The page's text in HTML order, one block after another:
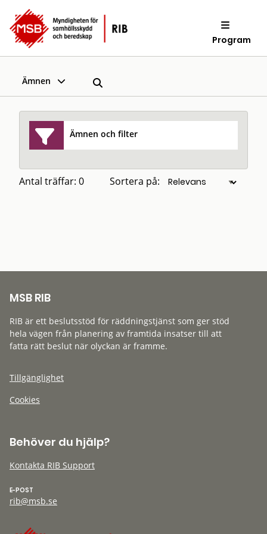
Program
Ämnen
Ämnen och filter
Antal träffar: 0 Sortera på:
MSB RIB
RIB är ett beslutsstöd för räddningstjänst som ger stöd
hela vägen från planering av framtida insatser till att
fatta rätt beslut när olyckan är framme.
Tillgänglighet
Cookies
Behöver du hjälp?
Kontakta RIB Support
E-POST
rib@msb.se